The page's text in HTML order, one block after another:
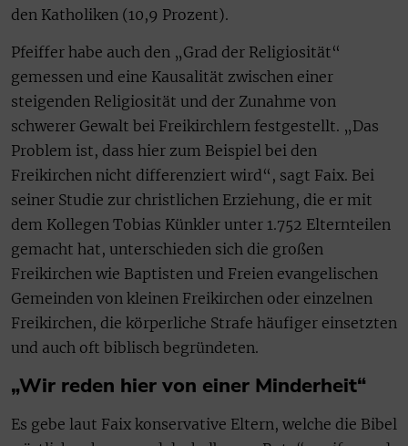
den Katholiken (10,9 Prozent).
Pfeiffer habe auch den „Grad der Religiosität“
gemessen und eine Kausalität zwischen einer
steigenden Religiosität und der Zunahme von
schwerer Gewalt bei Freikirchlern festgestellt. „Das
Problem ist, dass hier zum Beispiel bei den
Freikirchen nicht differenziert wird“, sagt Faix. Bei
seiner Studie zur christlichen Erziehung, die er mit
dem Kollegen Tobias Künkler unter 1.752 Elternteilen
gemacht hat, unterschieden sich die großen
Freikirchen wie Baptisten und Freien evangelischen
Gemeinden von kleinen Freikirchen oder einzelnen
Freikirchen, die körperliche Strafe häufiger einsetzten
und auch oft biblisch begründeten.
„Wir reden hier von einer Minderheit“
Es gebe laut Faix konservative Eltern, welche die Bibel